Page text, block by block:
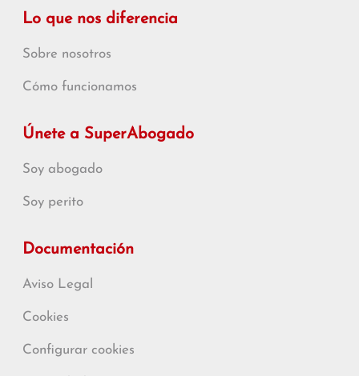
Lo que nos diferencia
Sobre nosotros
Cómo funcionamos
Únete a SuperAbogado
Soy abogado
Soy perito
Documentación
Aviso Legal
Cookies
Configurar cookies